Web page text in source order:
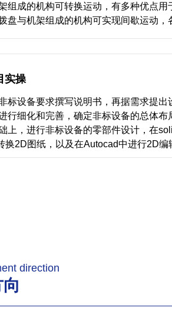
组成的机构可转换运动，有多种优点
盘与机架组成的机构可实现间歇运动
实操
标设备要求撰写说明书，再据需求提
行细化和完善，确定非标设备的总体
上，进行非标设备的零部件设计，在
换2D图纸，以及在Autocad中进行2D
direction